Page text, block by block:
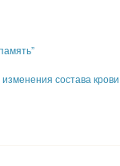
состава крови